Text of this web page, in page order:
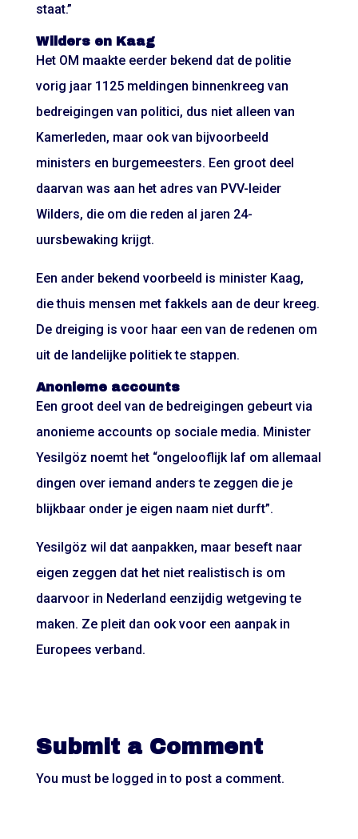
staat.”
Wilders en Kaag
Het OM maakte eerder bekend dat de politie
vorig jaar 1125 meldingen binnenkreeg van
bedreigingen van politici, dus niet alleen van
Kamerleden, maar ook van bijvoorbeeld
ministers en burgemeesters. Een groot deel
daarvan was aan het adres van PVV-leider
Wilders, die om die reden al jaren 24-
uursbewaking krijgt.
Een ander bekend voorbeeld is minister Kaag,
die thuis mensen met fakkels aan de deur kreeg.
De dreiging is voor haar een van de redenen om
uit de landelijke politiek te stappen.
Anonieme accounts
Een groot deel van de bedreigingen gebeurt via
anonieme accounts op sociale media. Minister
Yesilgöz noemt het “ongelooflijk laf om allemaal
dingen over iemand anders te zeggen die je
blijkbaar onder je eigen naam niet durft”.
Yesilgöz wil dat aanpakken, maar beseft naar
eigen zeggen dat het niet realistisch is om
daarvoor in Nederland eenzijdig wetgeving te
maken. Ze pleit dan ook voor een aanpak in
Europees verband.
Submit a Comment
You must be logged in to post a comment.